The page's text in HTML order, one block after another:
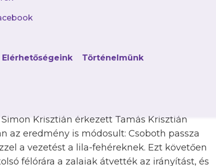
Elérhetőségeink Történelmünk
sok helyzetet, inkább a mezőnyben
az események: előbb egy
mentette nagyszerűen a gólvonalon. Aztán
csapott le egy rövid hazaadásra, visszagurított,
Krisztián érkezett Tamás Krisztián
az eredmény is módosult: Csoboth passza
a vezetést a lila-fehéreknek. Ezt követően
félórára a zalaiak átvették az irányítást, és